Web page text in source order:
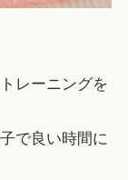
レーニングを
で良い時間に